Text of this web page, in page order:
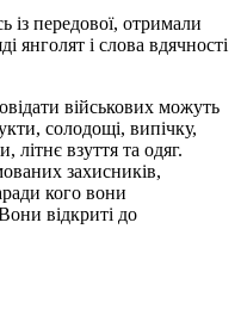
із передової, отримали
янголят і слова вдячності
військових можуть
солодощі, випічку,
літнє взуття та одяг.
захисників,
кого вони
відкриті до